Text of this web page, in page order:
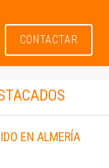
CONTACTAR
EN ALMERÍA